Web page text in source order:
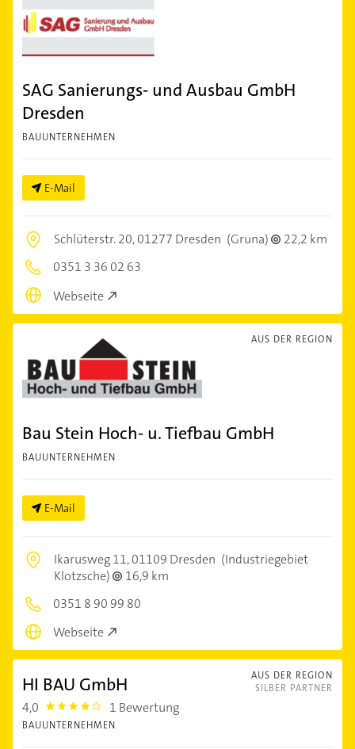
SAG Sanierungs- und Ausbau GmbH
Dresden
BAUUNTERNEHMEN
E-Mail
Schlüterstr. 20,01277 Dresden (Gruna)
22,2 km
0351 3 36 02 63
Webseite
AUS DER REGION
Bau Stein Hoch- u. Tiefbau GmbH
BAUUNTERNEHMEN
E-Mail
Ikarusweg 11,01109 Dresden (Industriegebiet
Klotzsche)
16,9 km
0351 8 90 99 80
Webseite
AUS DER REGION
SILBER PARTNER
HI BAU GmbH
4,0 4.0 1 Bewertung
BAUUNTERNEHMEN